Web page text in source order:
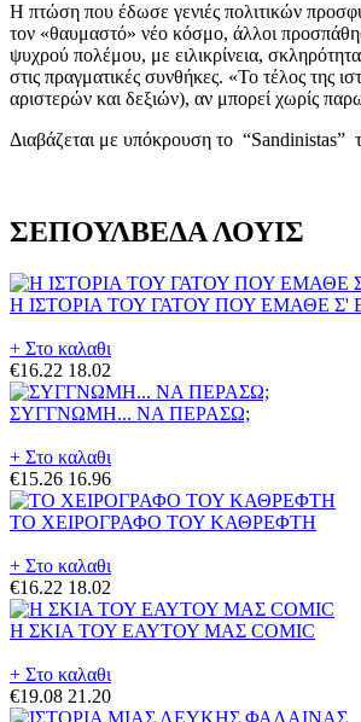
Η πτώση που έδωσε γενιές πολιτικών
τον «θαυμαστό» νέο κόσμο, άλλοι
ψυχρού πολέμου, με ειλικρίνεια,
στις πραγματικές συνθήκες. «Το τέλος της
αριστερών και δεξιών), αν μπορεί χωρίς
Διαβάζεται με υπόκρουση το “Sandinistas”
ΣΕΠΟΥΛΒΕΔΑ ΛΟΥΙΣ
Η ΙΣΤΟΡΙΑ ΤΟΥ ΓΑΤΟΥ ΠΟΥ ΕΜΑΘΕ Σ'
+ Στο καλαθι
€16.22 18.02
ΣΥΓΓΝΩΜΗ... ΝΑ ΠΕΡΑΣΩ;
+ Στο καλαθι
€15.26 16.96
ΤΟ ΧΕΙΡΟΓΡΑΦΟ ΤΟΥ ΚΑΘΡΕΦΤΗ
+ Στο καλαθι
€16.22 18.02
Η ΣΚΙΑ ΤΟΥ ΕΑΥΤΟΥ ΜΑΣ COMIC
+ Στο καλαθι
€19.08 21.20